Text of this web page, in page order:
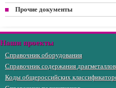
Прочие документы
Наши проекты
Справочник оборудования
Справочник содержания драгметаллов
Коды общероссийских